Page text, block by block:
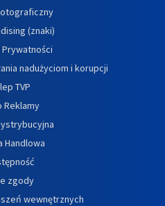
(znaki)
nadużyciom i korupcji
TVP
Reklamy
Handlowa
zgody
wewnętrznych